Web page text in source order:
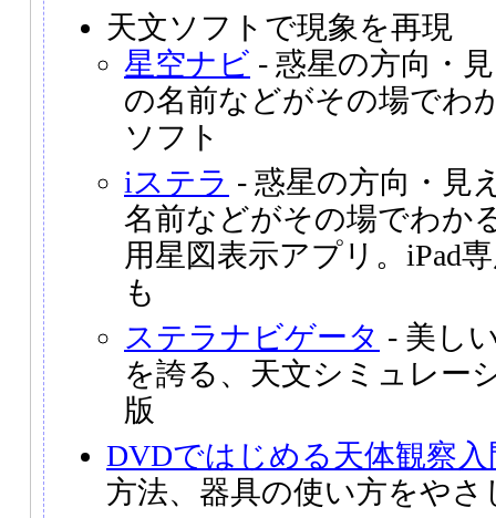
天文ソフトで現象を再現
星空ナビ - 惑星の方向・
の名前などがその場でわ
ソフト
iステラ - 惑星の方向・見
名前などがその場でわか
用星図表示アプリ。iPad
も
ステラナビゲータ - 美し
を誇る、天文シミュレー
版
DVDではじめる天体観察入
方法、器具の使い方をやさ